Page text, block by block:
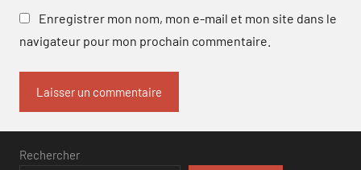
Enregistrer mon nom, mon e-mail et mon site dans le
navigateur pour mon prochain commentaire.
Rechercher